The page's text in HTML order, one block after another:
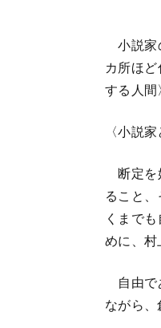
小説家
カ所ほ
する人間
〈小説
断定を
ること
くまで
めに、村
自由で
ながら